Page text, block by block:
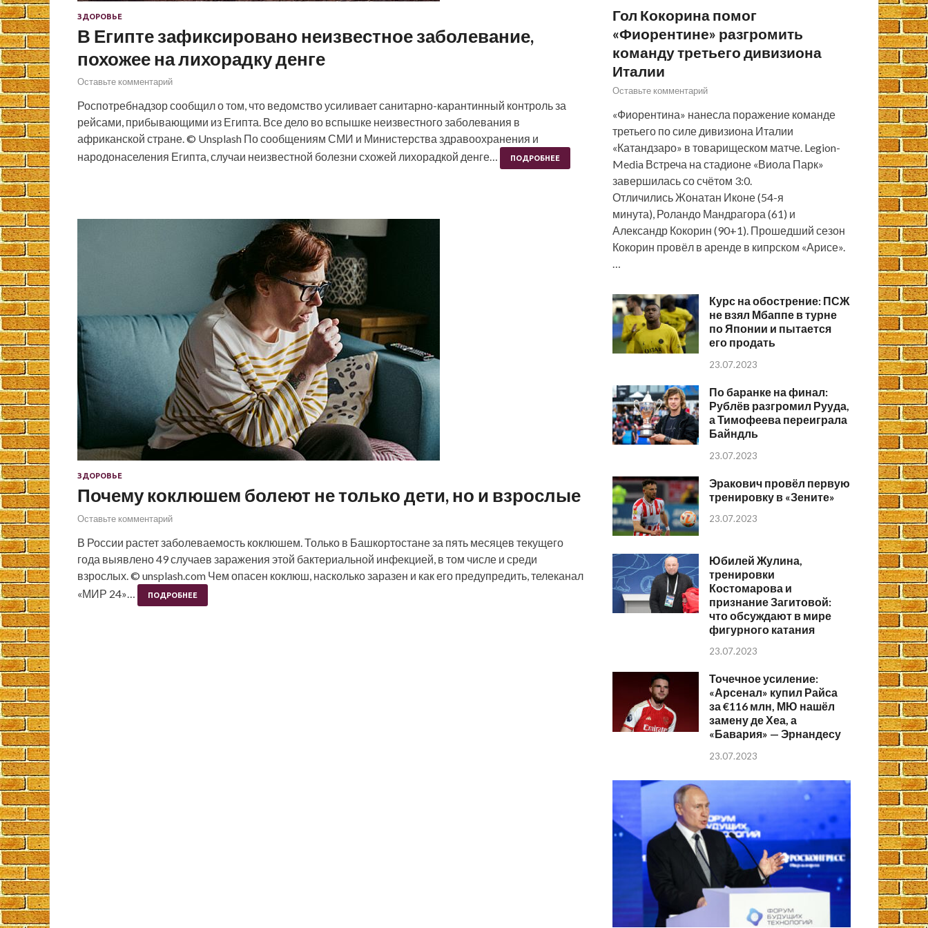
ЗДОРОВЬЕ
В Египте зафиксировано неизвестное заболевание,
похожее на лихорадку денге
Оставьте комментарий
Роспотребнадзор сообщил о том, что ведомство усиливает санитарно-карантинный контроль за
рейсами, прибывающими из Египта. Все дело во вспышке неизвестного заболевания в
африканской стране. © Unsplash По сообщениям СМИ и Министерства здравоохранения и
народонаселения Египта, случаи неизвестной болезни схожей лихорадкой денге…
ПОДРОБНЕЕ
ЗДОРОВЬЕ
Почему коклюшем болеют не только дети, но и взрослые
Оставьте комментарий
В России растет заболеваемость коклюшем. Только в Башкортостане за пять месяцев текущего
года выявлено 49 случаев заражения этой бактериальной инфекцией, в том числе и среди
взрослых. © unsplash.com Чем опасен коклюш, насколько заразен и как его предупредить, телеканал
«МИР 24»…
ПОДРОБНЕЕ
Гол Кокорина помог
«Фиорентине» разгромить
команду третьего дивизиона
Италии
Оставьте комментарий
«Фиорентина» нанесла поражение команде
третьего по силе дивизиона Италии
«Катандзаро» в товарищеском матче. Legion-
Media Встреча на стадионе «Виола Парк»
завершилась со счётом 3:0.
Отличились Жонатан Иконе (54-я
минута), Роландо Мандрагора (61) и
Александр Кокорин (90+1). Прошедший сезон
Кокорин провёл в аренде в кипрском «Арисе».
…
Курс на обострение: ПСЖ
не взял Мбаппе в турне
по Японии и пытается
его продать
23.07.2023
По баранке на финал:
Рублёв разгромил Рууда,
а Тимофеева переиграла
Байндль
23.07.2023
Эракович провёл первую
тренировку в «Зените»
23.07.2023
Юбилей Жулина,
тренировки
Костомарова и
признание Загитовой:
что обсуждают в мире
фигурного катания
23.07.2023
Точечное усиление:
«Арсенал» купил Райса
за €116 млн, МЮ нашёл
замену де Хеа, а
«Бавария» — Эрнандесу
23.07.2023